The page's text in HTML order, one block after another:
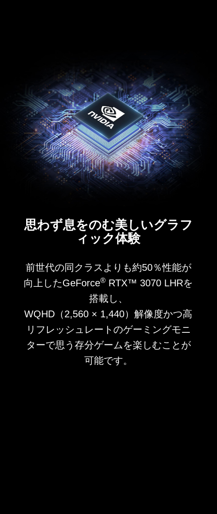
思わず息をのむ美しいグラフ
ィック体験
前世代の同クラスよりも約50％性能が
向上したGeForce® RTX™ 3070 LHRを
搭載し、
WQHD（2,560 × 1,440）解像度かつ高
リフレッシュレートのゲーミングモニ
ターで思う存分ゲームを楽しむことが
可能です。